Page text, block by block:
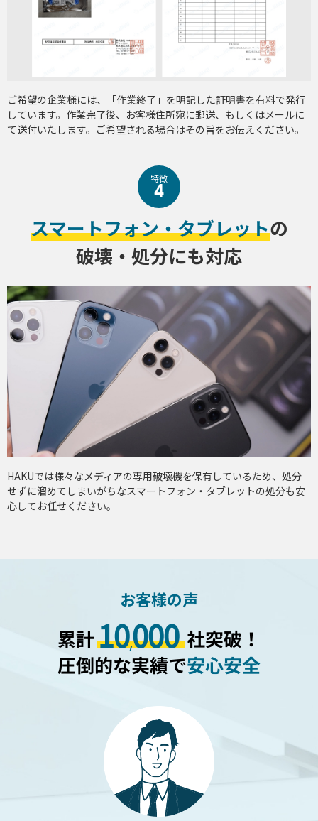
ご希望の企業様には、「作業終了」を明記した証明書を有料で発行
しています。作業完了後、お客様住所宛に郵送、もしくはメールに
て送付いたします。ご希望される場合はその旨をお伝えください。
特徴
4
スマートフォン・タブレットの
破壊・処分にも対応
HAKUでは様々なメディアの専用破壊機を保有しているため、処分
せずに溜めてしまいがちなスマートフォン・タブレットの処分も安
心してお任せください。
お客様の声